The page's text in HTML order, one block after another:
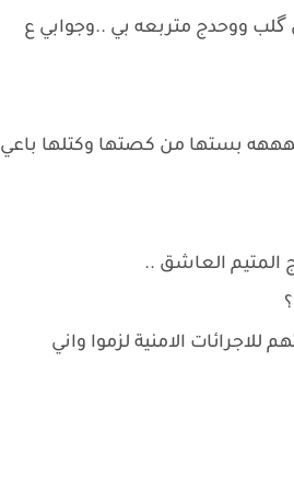
ووحدج متربعه بي ..وجوابي ع
بستها من كصتها وكتلها باعي
العاشق ..
الامنية لزموا واني